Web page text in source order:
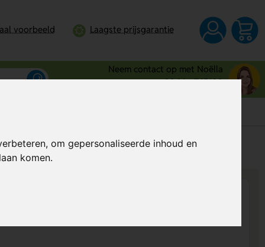
om gepersonaliseerde inhoud en
komen.
voorbeeld Laagste prijsgarantie
Neem contact op met Noëlla
0344 - 745109
Al vanaf€ 1,24per stuk (excl. BTW)